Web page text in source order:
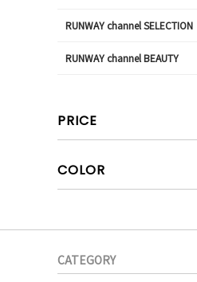
RUNWAY channel SELECTION
RUNWAY channel BEAUTY
PRICE
COLOR
CATEGORY